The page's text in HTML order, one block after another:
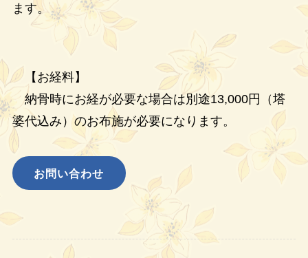
ます。
【お経料】
納骨時にお経が必要な場合は別途13,000円（塔
婆代込み）のお布施が必要になります。
お問い合わせ